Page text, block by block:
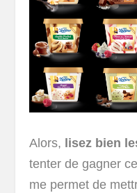
Alors, lisez bien
tenter de gagner
me permet de